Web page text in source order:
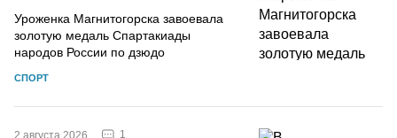
Уроженка Магнитогорска завоевала
золотую медаль Спартакиады
народов России по дзюдо
СПОРТ
2 августа 2026 1